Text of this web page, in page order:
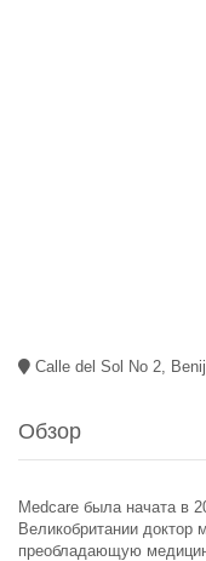
Calle del Sol No 2,
Обзор
Medcare была начата в
Великобритании доктор
преобладающую